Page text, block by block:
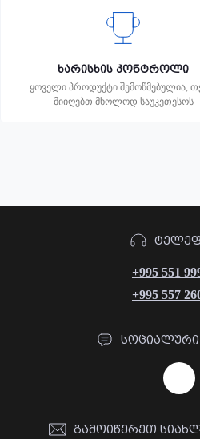
ხარისხის კონტროლი
ყოველი პროდუქტი შემოწმებულია,
მიიღებთ მხოლოდ საუკეთესოს
+995 551
+995 557
ᲡᲝᲪᲘᲐᲚᲣᲠᲘ
ᲒᲐᲛᲝᲘᲬᲔᲠᲔᲗ